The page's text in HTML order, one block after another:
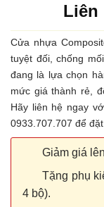
Liên
Cửa nhựa
tuyệt đối, chống
đang là lựa chọn
mức giá thành rẻ,
Hãy liên hệ ngay
0933.707.707 để
Giảm giá
Tặng phụ
4 bộ).